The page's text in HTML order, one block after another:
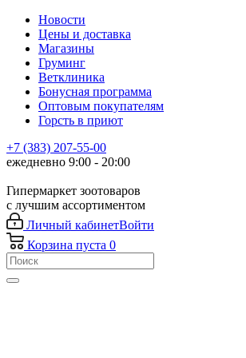
Новости
Цены и доставка
Магазины
Груминг
Ветклиника
Бонусная программа
Оптовым покупателям
Горсть в приют
+7 (383) 207-55-00
ежедневно 9:00 - 20:00
Гипермаркет зоотоваров
с лучшим ассортиментом
Личный кабинетВойти
Корзина пуста 0